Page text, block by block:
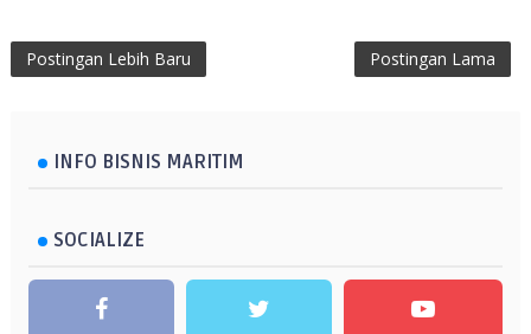
Postingan Lebih Baru Postingan Lama
INFO BISNIS MARITIM
SOCIALIZE